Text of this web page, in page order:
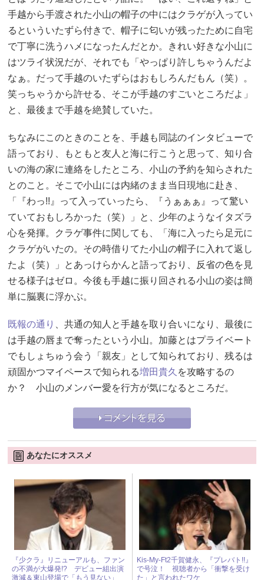
手越から手渡された小山の帽子の中にはクラゲが入ってい
るといういたずら付きで、帽子に匂いが残ったために自宅
で丁寧に洗うハメになったんだとか。きれい好きな小山に
はツライ状況だが、それでも「やっぱり許しちゃうんだよ
なぁ。だって手越のいたずらはおもしろんだもん（笑）。
笑っちゃうから許せる、そこが手越のすごいところだよ」
と、最後まで手越を絶賛していた。
ちなみにこのときのことを、手越も同誌のインタビューで
語っており、もともと友人と海に行こうと思って、知り合
いの海の家に連絡をしたところ、小山の予約を知らされた
とのこと。そこで小山には内緒のまま当日現地に赴き、
「『わっ!!』って入っていったら、『うぁぁぁ』って驚い
ていておもしろかった（笑）」と、少年のようなイタズラ
心を発揮。クラゲ事件に関しても、「海に入ったら足元に
クラゲがいたの。その時借りてた小山の帽子に入れて返し
たよ（笑）」とあっけらかんと語っており、反省の色を見
せる様子はゼロ。今後も手越に振り回される小山の姿は簡
単に脳裏に浮かぶ。
既報の通り
、共通の知人と手越を取り合いになり、最後に
は手越の唇まで奪ったという小山。加藤とはプライベート
でもしょちゅう会う「親友」として知られており、残るは
頑固かつマイペースで知られる増田貴久 を攻略するの
か？ 小山のメンバー愛を行方が気になるところだ。
あなたにオススメ
『少クラ』リニューアルも、ファン
の不満が大爆発!? デビュー組出演
激減＆東山登場で「もう見ない」
Kis-My-Ft2千賀健永、『プレバト!!』
で号泣！ 視聴者から「衝撃を受け
た」と言われたワケ